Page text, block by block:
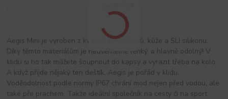
Aegis Mini je vyroben z kvalitní slitiny kovů, kůže a SLI silikonu.
Díky těmto materiálům je neuvěřitelně lehký, a hlavně odolný! V
klidu si ho tak můžete šoupnout do kapsy a vyrazit třeba na kolo.
A když příjde nějaký ten deštík, Aegis je pořád v klidu.
Voděodolnost podle normy IP67 chrání mod nejen před vodou, ale
také pře prachem. Takže ideální společník na cesty či na sport.